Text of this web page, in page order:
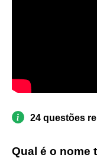
24 questões
Qual é o nome